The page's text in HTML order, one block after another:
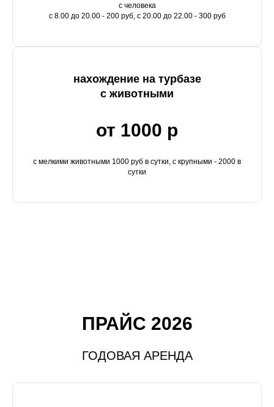
с человека
с 8.00 до 20.00 - 200 руб, с 20.00 до 22.00 - 300 руб
нахождение на турбазе
с животными
от 1000 р
с мелкими животными 1000 руб в сутки, с крупными - 2000 в
сутки
ПРАЙС 2026
ГОДОВАЯ АРЕНДА